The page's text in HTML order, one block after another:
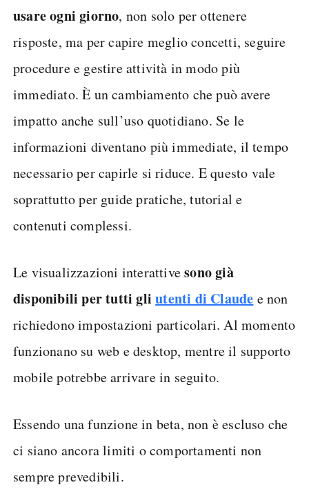
usare ogni giorno, non solo per ottenere
risposte, ma per capire meglio concetti, seguire
procedure e gestire attività in modo più
immediato. È un cambiamento che può avere
impatto anche sull’uso quotidiano. Se le
informazioni diventano più immediate, il tempo
necessario per capirle si riduce. E questo vale
soprattutto per guide pratiche, tutorial e
contenuti complessi.
Le visualizzazioni interattivesono già
disponibili per tutti gliutenti di Claude e non
richiedono impostazioni particolari. Al momento
funzionano su web e desktop, mentre il supporto
mobile potrebbe arrivare in seguito.
Essendo una funzione in beta, non è escluso che
ci siano ancora limiti o comportamenti non
sempre prevedibili.